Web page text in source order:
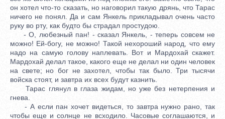
он хотел что-то сказать, но наговорил такую дрянь, что Тарас
ничего не понял. Да и сам Янкель прикладывал очень часто
руку во рту, как будто бы страдал простудою.
- О, любезный пан! - сказал Янкель, - теперь совсем не
можно! Ей-богу, не можно! Такой нехороший народ, что ему
надо на самую голову наплевать. Вот и Мардохай скажет.
Мардохай делал такое, какого еще не делал ни один человек
на свете; но бог не захотел, чтобы так было. Три тысячи
войска стоят, и завтра их всех будут казнить.
Тарас глянул в глаза жидам, но уже без нетерпения и
гнева.
- А если пан хочет видеться, то завтра нужно рано, так
чтобы еще и солнце не всходило. Часовые соглашаются, и